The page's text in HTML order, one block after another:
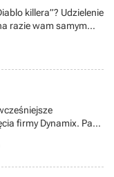
Udzielenie
razie wam samym
ukazało się na sieci,
się stworzyć
firmy Dynamix. Pan
potwierdził – Dynamix